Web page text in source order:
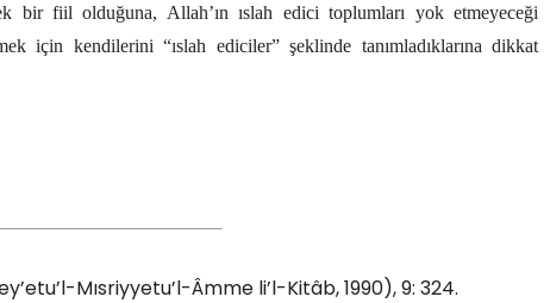
bir fiil olduğuna, Allah’ın ıslah edici toplumları yok etmeyeceği
için kendilerini “ıslah ediciler” şeklinde tanımladıklarına dikkat
Mısriyyetu’l-Âmme li’l-Kitâb, 1990), 9: 324.